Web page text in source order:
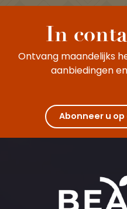
In
Ontvang maandelijks
aanbiedingen
Abonneer u